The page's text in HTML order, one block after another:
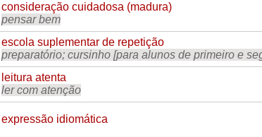
consideração cuidadosa (madura)
pensar bem
escola suplementar de repetição
preparatório; cursinho [para alunos de primeiro e
leitura atenta
ler com atenção
expressão idiomática